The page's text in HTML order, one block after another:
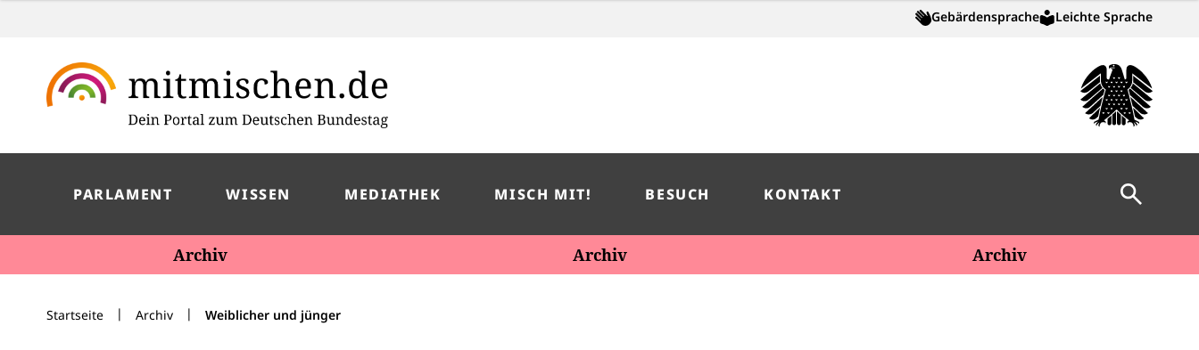
Gebärdensprache Leichte Sprache
PARLAMENT WISSEN MEDIATHEK MISCH MIT! BESUCH KONTAKT Suche
Archiv Archiv Archiv
Startseite | Archiv | Weiblicher und jünger